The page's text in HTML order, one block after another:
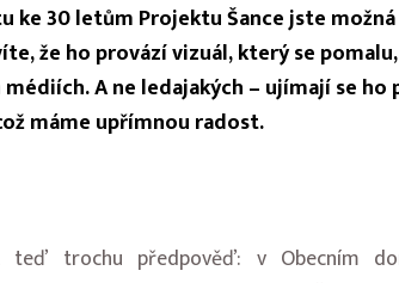
ke 30 letům Projektu Šance jste možná
že ho provází vizuál, který se
A ne ledajakých – ujímají se ho
máme upřímnou radost.
teď trochu předpověď: v Obecním